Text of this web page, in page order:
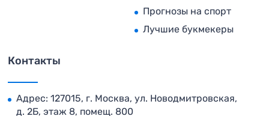
Прогнозы на спорт
Лучшие букмекеры
Контакты
Адрес: 127015, г. Москва, ул. Новодмитровская,
д. 2Б, этаж 8, помещ. 800